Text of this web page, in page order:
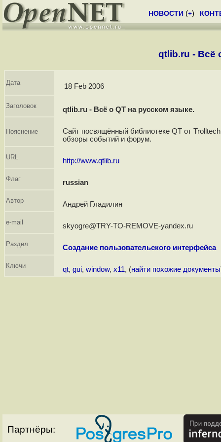
НОВОСТИ (+)
qtlib.ru - Всё
Дата 18 Feb 2006
Заголовок qtlib.ru - Всё о QT на русском языке.
Пояснение
Сайт посвящённый библиотеке QT от
обзоры событий и форум.
URL http://www.qtlib.ru
Флаг russian
Автор Андрей Гладилин
e-mail skyogre@TRY-TO-REMOVE-yandex.ru
Раздел Создание пользовательского интерфейса
Ключи qt, gui, window, x11, (найти похожие документы
Партнёры: